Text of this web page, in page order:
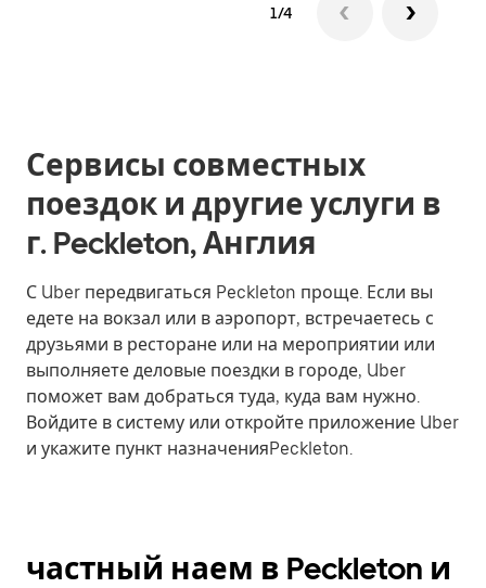
1/4
Сервисы совместных
поездок и другие услуги в
г. Peckleton, Англия
С Uber передвигаться Peckleton проще. Если вы
едете на вокзал или в аэропорт, встречаетесь с
друзьями в ресторане или на мероприятии или
выполняете деловые поездки в городе, Uber
поможет вам добраться туда, куда вам нужно.
Войдите в систему или откройте приложение Uber
и укажите пункт назначенияPeckleton.
частный наем в Peckleton и